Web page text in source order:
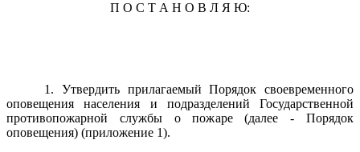
П О С Т А Н О В Л Я Ю:
1. Утвердить прилагаемый Порядок своевременного
оповещения населения и подразделений Государственной
противопожарной службы о пожаре (далее - Порядок
оповещения) (приложение 1).